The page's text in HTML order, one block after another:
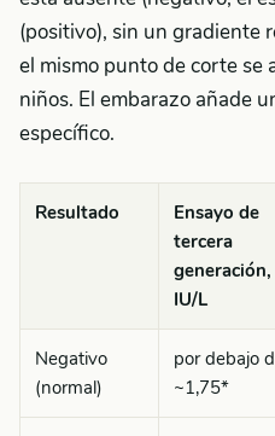
(positivo), sin un gradiente
el mismo punto de corte se
niños. El embarazo añade
específico.
Resultado
Ensayo de
tercera
generación,
IU/L
Negativo
(normal)
por debajo
~1,75*